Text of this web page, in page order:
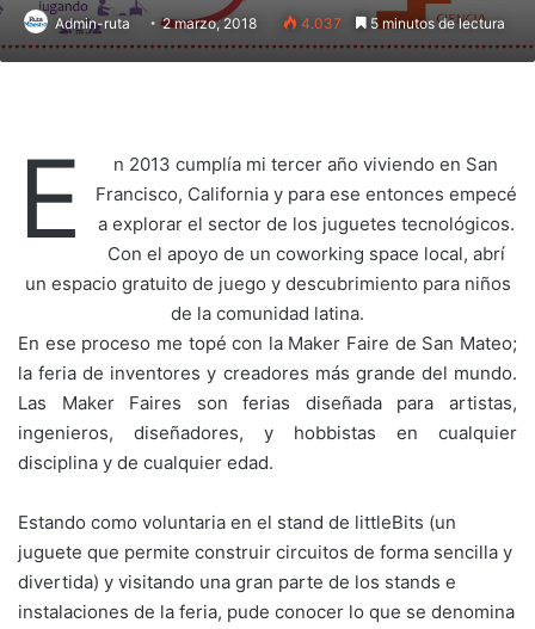
Admin-ruta 2 marzo, 2018 4.037 5 minutos de lectura
E
n 2013 cumplía mi tercer año viviendo en San
Francisco, California y para ese entonces empecé
a explorar el sector de los juguetes tecnológicos.
Con el apoyo de un coworking space local, abrí
un espacio gratuito de juego y descubrimiento para niños
de la comunidad latina.
En ese proceso me topé con la Maker Faire de San Mateo;
la feria de inventores y creadores más grande del mundo.
Las Maker Faires son ferias diseñada para artistas,
ingenieros, diseñadores, y hobbistas en cualquier
disciplina y de cualquier edad.
Estando como voluntaria en el stand de littleBits (un
juguete que permite construir circuitos de forma sencilla y
divertida) y visitando una gran parte de los stands e
instalaciones de la feria, pude conocer lo que se denomina